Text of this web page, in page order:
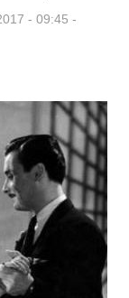
- 09:45 -